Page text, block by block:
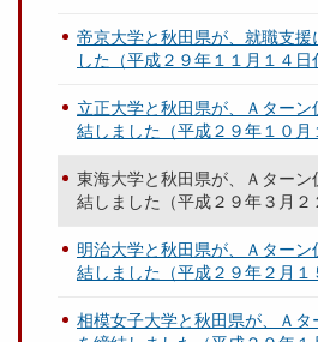
帝京大学と秋田県が、就職支援
した（平成２９年１１月１４日
立正大学と秋田県が、Ａター
結しました（平成２９年１０月
東海大学と秋田県が、Ａター
結しました（平成２９年３月２
明治大学と秋田県が、Ａター
結しました（平成２９年２月１
相模女子大学と秋田県が、Ａ